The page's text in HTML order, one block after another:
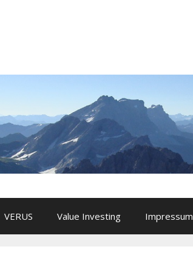
VERUS Value Investing Impressum